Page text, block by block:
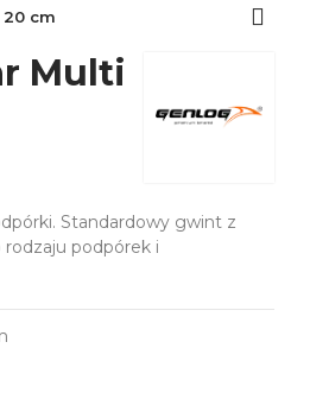
20 cm
Multi
Standardowy gwint z
podpórek i